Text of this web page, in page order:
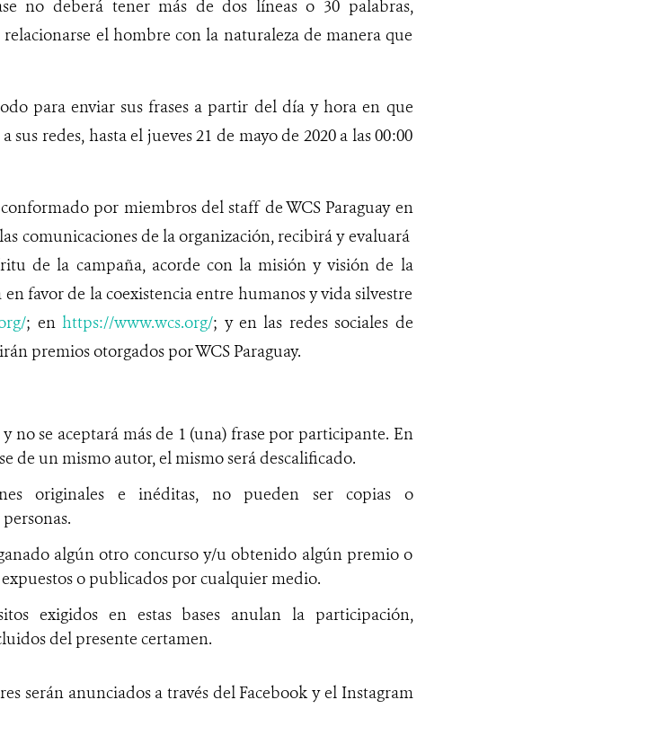
no deberá tener más de dos líneas o 30 palabras,
el hombre con la naturaleza de manera que
para enviar sus frases a partir del día y hora en que
sus redes, hasta el jueves 21 de mayo de 2020 a las 00:00
por miembros del staff de WCS Paraguay en
comunicaciones de la organización, recibirá y evaluará
de la campaña, acorde con la misión y visión de la
favor de la coexistencia entre humanos y vida silvestre
; enhttps://www.wcs.org/; y en las redes sociales de
premios otorgados por WCS Paraguay.
no se aceptará más de 1 (una) frase por participante. En
de un mismo autor, el mismo será descalificado.
originales e inéditas, no pueden ser copias o
algún otro concurso y/u obtenido algún premio o
o publicados por cualquier medio.
exigidos en estas bases anulan la participación,
del presente certamen.
serán anunciados a través del Facebook y el Instagram